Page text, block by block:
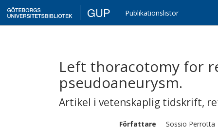
GUP Publikationslistor
Left thoracotomy for
pseudoaneurysm.
Artikel i vetenskaplig tidskrift,
Författare Sossio Perrotta